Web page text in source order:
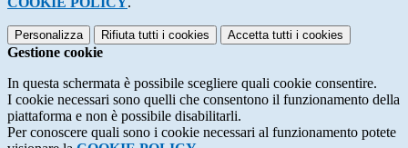
Personalizza Rifiuta tutti i cookies Accetta tutti i cookies
Gestione cookie
In questa schermata è possibile scegliere quali cookie consentire.
I cookie necessari sono quelli che consentono il funzionamento della
piattaforma e non è possibile disabilitarli.
Per conoscere quali sono i cookie necessari al funzionamento potete